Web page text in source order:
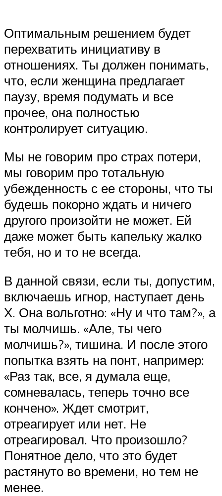
Оптимальным решением будет
перехватить инициативу в
отношениях. Ты должен понимать,
что, если женщина предлагает
паузу, время подумать и все
прочее, она полностью
контролирует ситуацию.
Мы не говорим про страх потери,
мы говорим про тотальную
убежденность с ее стороны, что ты
будешь покорно ждать и ничего
другого произойти не может. Ей
даже может быть капельку жалко
тебя, но и то не всегда.
В данной связи, если ты, допустим,
включаешь игнор, наступает день
Х. Она вольготно: «Ну и что там?», а
ты молчишь. «Але, ты чего
молчишь?», тишина. И после этого
попытка взять на понт, например:
«Раз так, все, я думала еще,
сомневалась, теперь точно все
кончено». Ждет смотрит,
отреагирует или нет. Не
отреагировал. Что произошло?
Понятное дело, что это будет
растянуто во времени, но тем не
менее.